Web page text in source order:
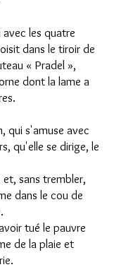
avec les quatre
dans le tiroir de
« Pradel »,
dont la lame a
qui s'amuse avec
qu'elle se dirige, le
et, sans trembler,
dans le cou de
tué le pauvre
de la plaie et